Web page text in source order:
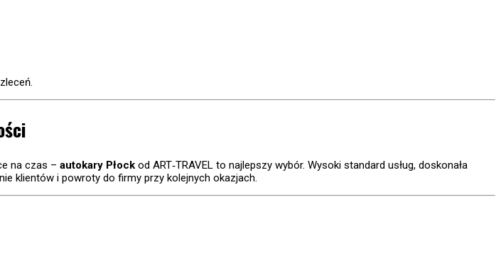
na czas – autokary Płock od ART‐TRAVEL to najlepszy wybór. Wysoki standard usług, doskonała
klientów i powroty do firmy przy kolejnych okazjach.